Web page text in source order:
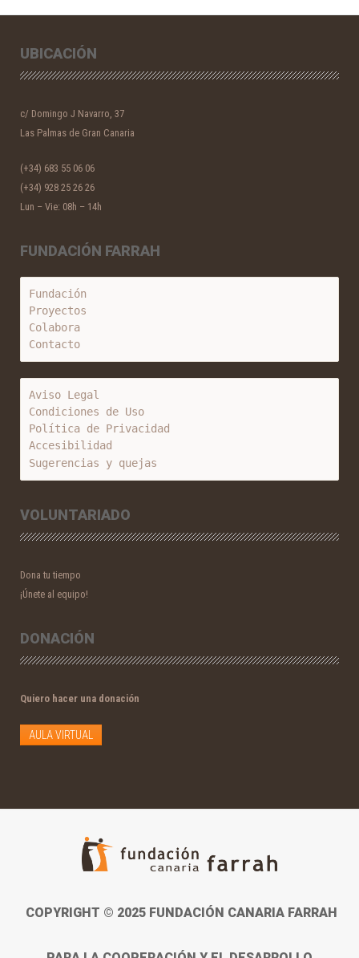
UBICACIÓN
c/ Domingo J Navarro, 37
Las Palmas de Gran Canaria
(+34) 683 55 06 06
(+34) 928 25 26 26
Lun – Vie: 08h – 14h
FUNDACIÓN FARRAH
Fundación
Proyectos
Colabora
Contacto
Aviso Legal
Condiciones de Uso
Política de Privacidad
Accesibilidad
Sugerencias y quejas
VOLUNTARIADO
Dona tu tiempo
¡Únete al equipo!
DONACIÓN
Quiero hacer una donación
AULA VIRTUAL
COPYRIGHT © 2025 FUNDACIÓN CANARIA FARRAH